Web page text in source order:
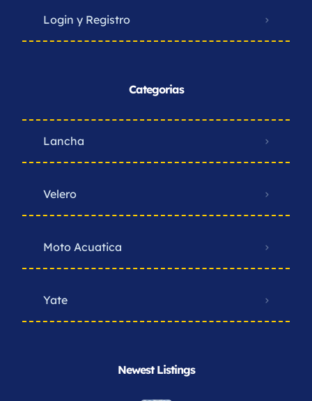
Login y Registro
Categorias
Lancha
Velero
Moto Acuatica
Yate
Newest Listings​